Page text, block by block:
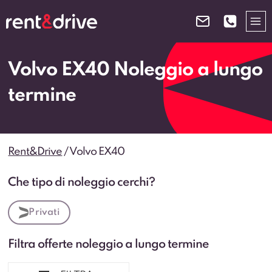
al
Volvo EX40 Noleggio a lungo
termine
Rent&Drive /Volvo EX40
Che tipo di noleggio cerchi?
Privati
Filtra offerte noleggio a lungo termine